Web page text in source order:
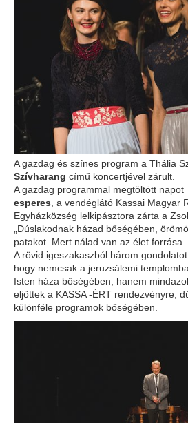
A gazdag és színes program a Thália
Szívharang című koncertjével zárult.
A gazdag programmal megtöltött napot
esperes, a vendéglátó Kassai Magyar
Egyházközség lelkipásztora zárta a
„Dúslakodnak házad bőségében,
patakot. Mert nálad van az élet
A rövid igeszakaszból három
hogy nemcsak a jeruzsálemi
Isten háza bőségében, hanem
eljöttek a KASSA -ÉRT rendezvényre,
különféle programok bőségében.